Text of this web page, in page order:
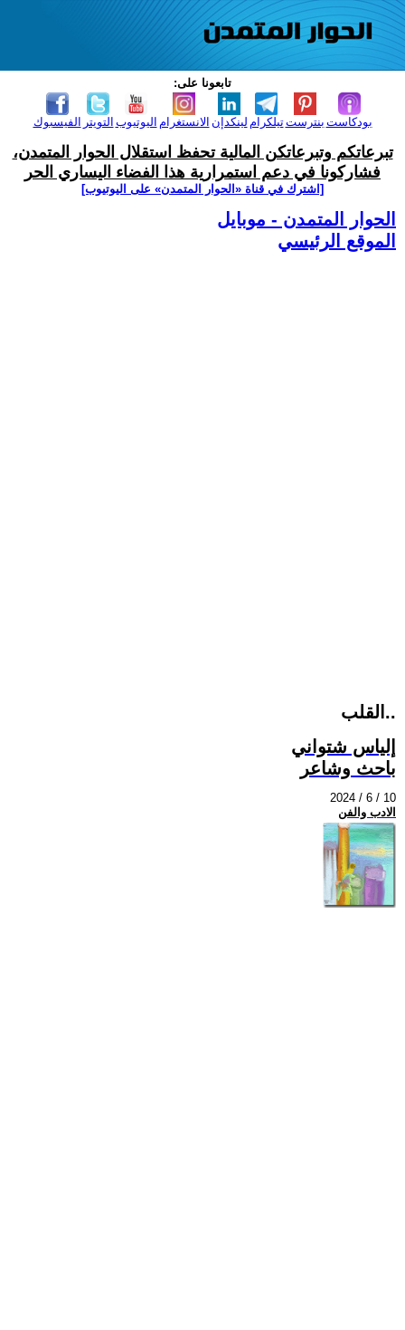
تابعونا على:
الفيسبوك التويتر اليوتيوب الانستغرام لينكدإن تيلكرامبنترست بودكاست
تبرعاتكم وتبرعاتكن المالية تحفظ استقلال الحوار المتمدن،
فشاركونا في دعم استمرارية هذا الفضاء اليساري الحر
[اشترك في قناة ‫«الحوار المتمدن» على اليوتيوب]
الحوار المتمدن - موبايل
الموقع الرئيسي
القلب..
إلياس شتواني
باحث وشاعر
2024 / 6 / 10
الادب والفن